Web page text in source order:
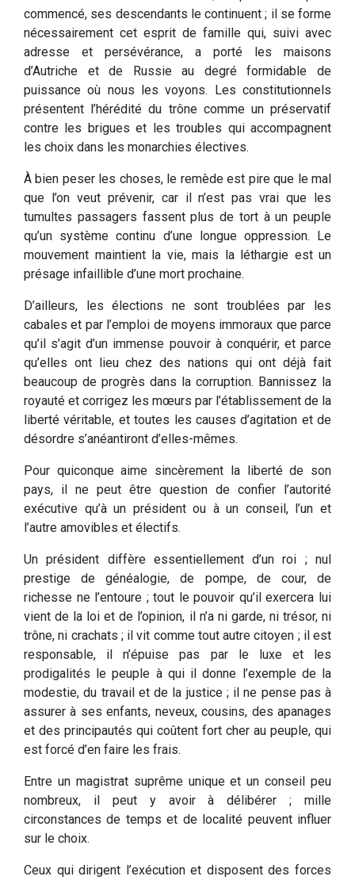
commencé, ses descendants le continuent ; il se forme
nécessairement cet esprit de famille qui, suivi avec
adresse et persévérance, a porté les maisons
d’Autriche et de Russie au degré formidable de
puissance où nous les voyons. Les constitutionnels
présentent l’hérédité du trône comme un préservatif
contre les brigues et les troubles qui accompagnent
les choix dans les monarchies électives.
À bien peser les choses, le remède est pire que le mal
que l’on veut prévenir, car il n’est pas vrai que les
tumultes passagers fassent plus de tort à un peuple
qu’un système continu d’une longue oppression. Le
mouvement maintient la vie, mais la léthargie est un
présage infaillible d’une mort prochaine.
D’ailleurs, les élections ne sont troublées par les
cabales et par l’emploi de moyens immoraux que parce
qu’il s’agit d’un immense pouvoir à conquérir, et parce
qu’elles ont lieu chez des nations qui ont déjà fait
beaucoup de progrès dans la corruption. Bannissez la
royauté et corrigez les mœurs par l’établissement de la
liberté véritable, et toutes les causes d’agitation et de
désordre s’anéantiront d’elles-mêmes.
Pour quiconque aime sincèrement la liberté de son
pays, il ne peut être question de confier l’autorité
exécutive qu’à un président ou à un conseil, l’un et
l’autre amovibles et électifs.
Un président diffère essentiellement d’un roi ; nul
prestige de généalogie, de pompe, de cour, de
richesse ne l’entoure ; tout le pouvoir qu’il exercera lui
vient de la loi et de l’opinion, il n’a ni garde, ni trésor, ni
trône, ni crachats ; il vit comme tout autre citoyen ; il est
responsable, il n’épuise pas par le luxe et les
prodigalités le peuple à qui il donne l’exemple de la
modestie, du travail et de la justice ; il ne pense pas à
assurer à ses enfants, neveux, cousins, des apanages
et des principautés qui coûtent fort cher au peuple, qui
est forcé d’en faire les frais.
Entre un magistrat suprême unique et un conseil peu
nombreux, il peut y avoir à délibérer ; mille
circonstances de temps et de localité peuvent influer
sur le choix.
Ceux qui dirigent l’exécution et disposent des forces